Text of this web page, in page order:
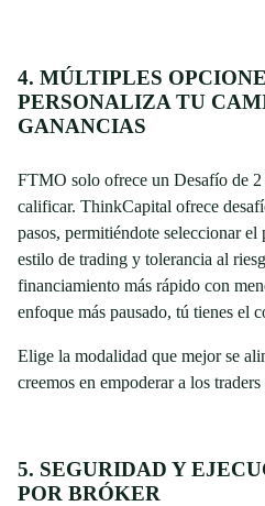
4. MÚLTIPLES
PERSONALIZA TU
GANANCIAS
FTMO solo ofrece un Desafío de
calificar. ThinkCapital ofrece
pasos, permitiéndote seleccionar el
estilo de trading y tolerancia al
financiamiento más rápido con
enfoque más pausado, tú tienes el
Elige la modalidad que mejor se
creemos en empoderar a los
5. SEGURIDAD Y
POR BRÓKER